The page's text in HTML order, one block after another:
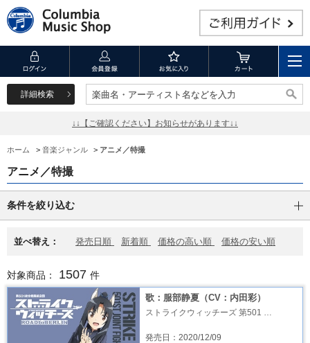
詳細検索 楽曲名・アーティスト名などを入力
楽曲名・アーティスト名などを入力
↓↓【ご確認ください】お知らせがあります↓↓
ホーム > 音楽ジャンル > アニメ／特撮
アニメ／特撮
条件を絞り込む
並べ替え： 発売日順 新着順 価格の高い順 価格の安い順
対象商品： 1507 件
歌：服部静夏（CV：内田彩）
ストライクウィッチーズ 第501 …
発売日：2020/12/09